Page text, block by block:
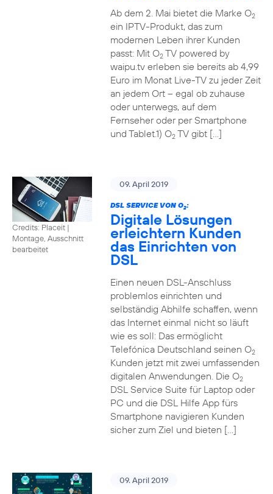
Ab dem 2. Mai bietet die Marke O2
ein IPTV-Produkt, das zum
modernen Leben ihrer Kunden
passt: Mit O2TV powered by
waipu.tv erleben sie bereits ab 4,99
Euro im Monat Live-TV zu jeder Zeit
an jedem Ort – egal ob zuhause
oder unterwegs, auf dem
Fernseher oder per Smartphone
und Tablet.1) O2TV gibt […]
Credits: Placeit |
Montage, Ausschnitt
bearbeitet
09. April 2019
DSL SERVICE VON O2:
Digitale Lösungen
erleichtern Kunden
das Einrichten von
DSL
Einen neuen DSL-Anschluss
problemlos einrichten und
selbständig Abhilfe schaffen, wenn
das Internet einmal nicht so läuft
wie es soll: Das ermöglicht
Telefónica Deutschland seinen O2
Kunden jetzt mit zwei umfassenden
digitalen Anwendungen. Die O2
DSL Service Suite für Laptop oder
PC und die DSL Hilfe App fürs
Smartphone navigieren Kunden
sicher zum Ziel und bieten […]
09. April 2019